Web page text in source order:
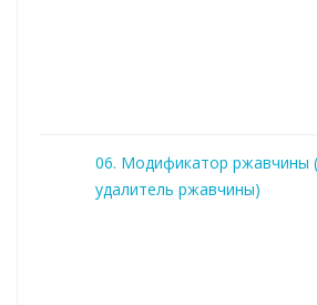
06. Модификатор ржавчины
удалитель ржавчины)